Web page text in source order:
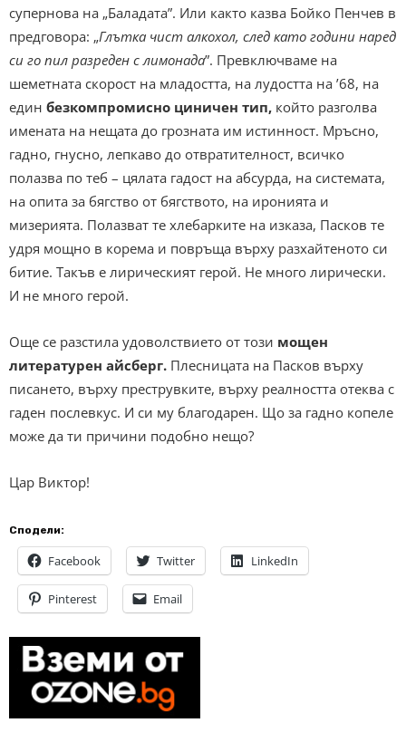
супернова на „Баладата”. Или както казва Бойко Пенчев в
предговора: „Глътка чист алкохол, след като години наред
си го пил разреден с лимонада”. Превключваме на
шеметната скорост на младостта, на лудостта на ’68, на
един безкомпромисно циничен тип, който разголва
имената на нещата до грозната им истинност. Мръсно,
гадно, гнусно, лепкаво до отвратителност, всичко
полазва по теб – цялата гадост на абсурда, на системата,
на опита за бягство от бягството, на иронията и
мизерията. Полазват те хлебарките на изказа, Пасков те
удря мощно в корема и повръща върху разхайтеното си
битие. Такъв е лирическият герой. Не много лирически.
И не много герой.
Още се разстила удоволствието от този мощен
литературен айсберг. Плесницата на Пасков върху
писането, върху преструвките, върху реалността отеква с
гаден послевкус. И си му благодарен. Що за гадно копеле
може да ти причини подобно нещо?
Цар Виктор!
Сподели:
Facebook Twitter LinkedIn
Pinterest Email